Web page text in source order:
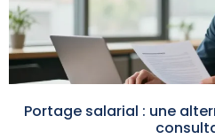
Portage salarial : une